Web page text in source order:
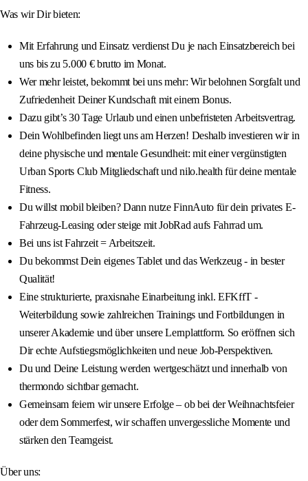
Was wir Dir bieten:
Mit Erfahrung und Einsatz verdienst Du je nach Einsatzbereich bei
uns bis zu 5.000 € brutto im Monat.
Wer mehr leistet, bekommt bei uns mehr: Wir belohnen Sorgfalt und
Zufriedenheit Deiner Kundschaft mit einem Bonus.
Dazu gibt’s 30 Tage Urlaub und einen unbefristeten Arbeitsvertrag.
Dein Wohlbefinden liegt uns am Herzen! Deshalb investieren wir in
deine physische und mentale Gesundheit: mit einer vergünstigten
Urban Sports Club Mitgliedschaft und nilo.health für deine mentale
Fitness.
Du willst mobil bleiben? Dann nutze FinnAuto für dein privates E-
Fahrzeug-Leasing oder steige mit JobRad aufs Fahrrad um.
Bei uns ist Fahrzeit = Arbeitszeit.
Du bekommst Dein eigenes Tablet und das Werkzeug - in bester
Qualität!
Eine strukturierte, praxisnahe Einarbeitung inkl. EFKffT -
Weiterbildung sowie zahlreichen Trainings und Fortbildungen in
unserer Akademie und über unsere Lernplattform. So eröffnen sich
Dir echte Aufstiegsmöglichkeiten und neue Job-Perspektiven.
Du und Deine Leistung werden wertgeschätzt und innerhalb von
thermondo sichtbar gemacht.
Gemeinsam feiern wir unsere Erfolge – ob bei der Weihnachtsfeier
oder dem Sommerfest, wir schaffen unvergessliche Momente und
stärken den Teamgeist.
Über uns: